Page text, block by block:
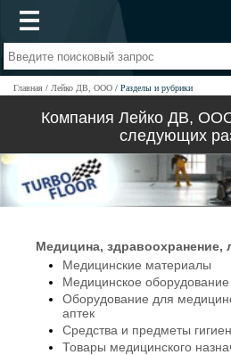
Главная Лейко ДВ, ООО Разделы и рубрики
Компания Лейко ДВ,
следующих
Медицина, здравоохранение,
Медицинские материалы
Медицинское
Оборудование для
аптек
Средства и предметы
Товары медицинского